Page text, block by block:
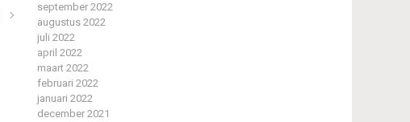
september 2022
augustus 2022
juli 2022
april 2022
maart 2022
februari 2022
januari 2022
december 2021